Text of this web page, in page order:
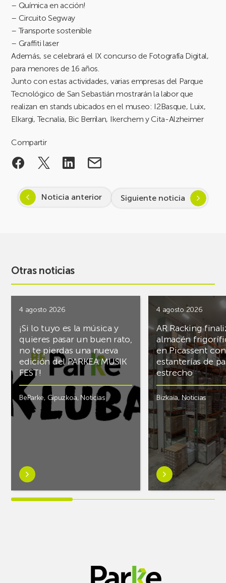
– Química en acción!
– Circuito Segway
– Transporte sostenible
– Graffiti laser
Además, se celebrará el IX concurso de Fotografía Digital,
para menores de 16 años.
Junto con estas actividades, varias empresas del Parque
Tecnológico de San Sebastián mostrarán la labor que
realizan en stands ubicados en el museo: I2Basque, Luix,
Elkargi, Tecnalia, Bic Berrilan, Ikerchem y Cita-Alzheimer
Compartir
Noticia anterior Siguiente noticia
Otras noticias
4 agosto 2026
¡Si lo tuyo es la música y
quieres pasar un buen rato,
no te pierdas una nueva
edición del PARKEA MUSIK
FEST!
BeParke, Gipuzkoa, Noticias
Saber
más
sobre¡Si
4 agosto 2026
AR Racking
almacén
en Picassent con
estanterías de
estrecho
Bizkaia,Noticias
Saber
más
PCS